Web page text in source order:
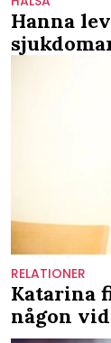
Hanna
RELATIONER
Katarina
någon